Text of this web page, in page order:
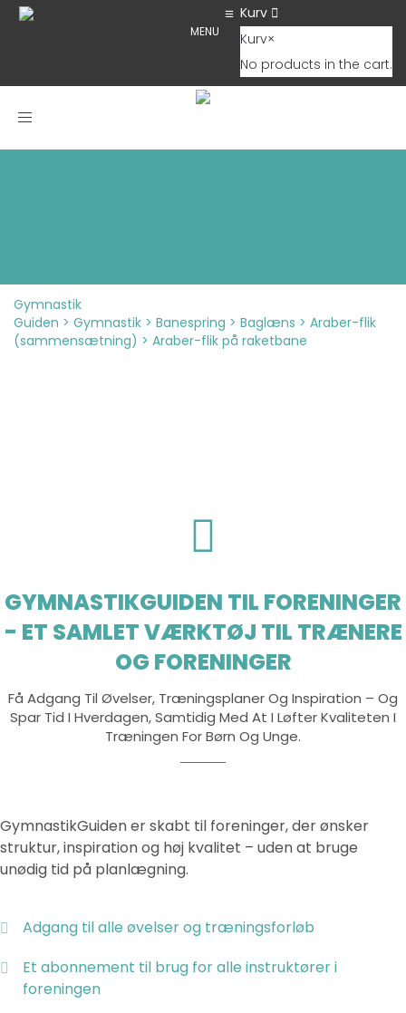
Kurv
Kurv×
No products in the cart.
MENU
Toggle navigation
Gymnastik
Guiden > Gymnastik > Banespring > Baglæns > Araber-flik
(sammensætning) > Araber-flik på raketbane
GYMNASTIKGUIDEN TIL FORENINGER
- ET SAMLET VÆRKTØJ TIL TRÆNERE
OG FORENINGER
Få Adgang Til Øvelser, Træningsplaner Og Inspiration – Og
Spar Tid I Hverdagen, Samtidig Med At I Løfter Kvaliteten I
Træningen For Børn Og Unge.
GymnastikGuiden er skabt til foreninger, der ønsker
struktur, inspiration og høj kvalitet – uden at bruge
unødig tid på planlægning.
Adgang til alle øvelser og træningsforløb
Et abonnement til brug for alle instruktører i
foreningen